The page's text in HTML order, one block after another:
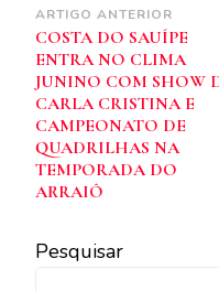
Navegação
de
post
ARTIGO ANTERIOR
COSTA DO SAUÍPE
ENTRA NO CLIMA
JUNINO COM SHOW
CARLA CRISTINA E
CAMPEONATO DE
QUADRILHAS NA
TEMPORADA DO
ARRAIÔ
Pesquisar